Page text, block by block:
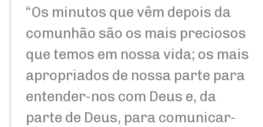
“Os minutos que vêm depois da
comunhão são os mais preciosos
que temos em nossa vida; os mais
apropriados de nossa parte para
entender-nos com Deus e, da
parte de Deus, para comunicar-